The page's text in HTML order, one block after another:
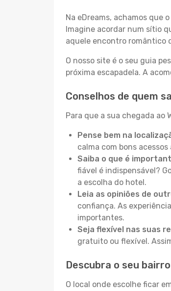
Na eDreams, achamos que
Imagine acordar num sítio
aquele encontro romântico
O nosso site é o seu guia
próxima escapadela. A
Conselhos de quem
Para que a sua chegada ao
Pense bem na
calma com bons
Saiba o que é
fiável é indispensável?
a escolha do hotel.
Leia as opiniões de
confiança. As
importantes.
Seja flexível nas suas
gratuito ou flexível.
Descubra o seu
O local onde escolhe ficar